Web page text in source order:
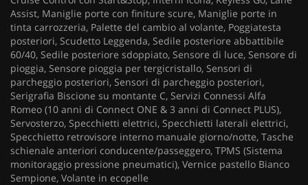
Assist, Maniglie porte con finiture scure, Maniglie porte in
tinta carrozzeria, Palette del cambio al volante, Poggiatesta
posteriori, Scudetto Leggenda, Sedile posteriore abbattibile
60/40, Sedile posteriore sdoppiato, Sensore di luce, Sensore di
pioggia, Sensore pioggia per tergicristallo, Sensori di
parcheggio posteriori, Sensori di parcheggio posteriori,
Serigrafia Biscione su montante C, Servizi Connessi Alfa
Romeo (10 anni di Connect ONE & 3 anni di Connect PLUS),
Servosterzo, Specchietti elettrici, Specchietti laterali elettrici,
Specchietto retrovisore interno manuale giorno/notte, Tasche
schienale anteriori conducente/passeggero, TPMS (Sistema
monitoraggio pressione pneumatici), Vernice pastello Bianco
Sempione, Volante in ecopelle